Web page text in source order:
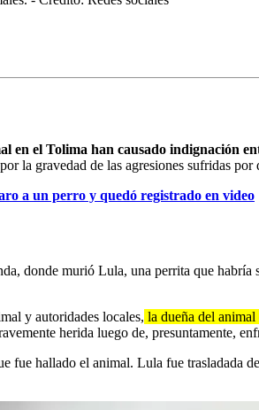
en el Tolima han causado indignación
la gravedad de las agresiones sufridas
a un perro y quedó registrado en video
donde murió Lula, una perrita que
y autoridades locales, la dueña del
herida luego de, presuntamente,
fue hallado el animal. Lula fue trasladada